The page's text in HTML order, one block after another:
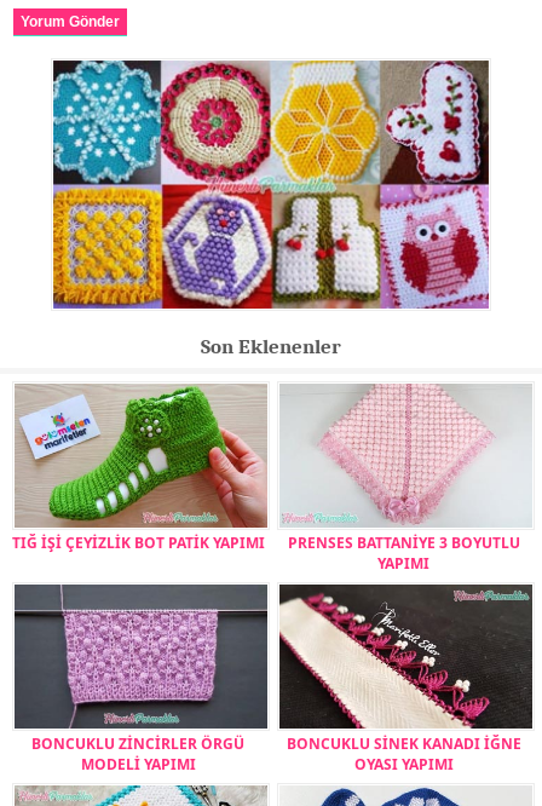
Yorum Gönder
Son Eklenenler
TIĞ İŞİ ÇEYİZLİK BOT PATİK YAPIMI
PRENSES BATTANİYE 3 BOYUTLU
YAPIMI
BONCUKLU ZİNCİRLER ÖRGÜ
MODELİ YAPIMI
BONCUKLU SİNEK KANADI İĞNE
OYASI YAPIMI